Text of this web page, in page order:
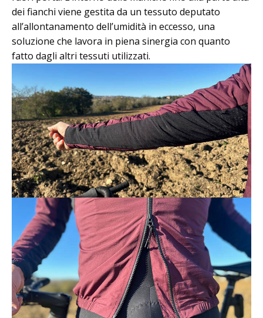
dei fianchi viene gestita da un tessuto deputato
all’allontanamento dell’umidità in eccesso, una
soluzione che lavora in piena sinergia con quanto
fatto dagli altri tessuti utilizzati.